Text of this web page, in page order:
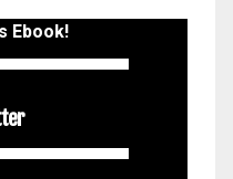
Ebook!